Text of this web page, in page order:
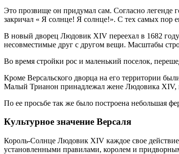
Это прозвище он придумал сам. Согласно легенде
закричал « Я солнце! Я солнце!». С тех самых пор
В новый дворец Людовик XIV переехал в 1682 году
несовместимые друг с другом вещи. Масштабы
Во время стройки рос и маленький поселок,
Кроме Версальского дворца на его территории
Малый Трианон принадлежал жене Людовика XIV,
По ее просьбе так же было построена небольшая
Культурное значение Версаля
Король-Солнце Людовик XIV каждое свое
установленными правилами, королем и